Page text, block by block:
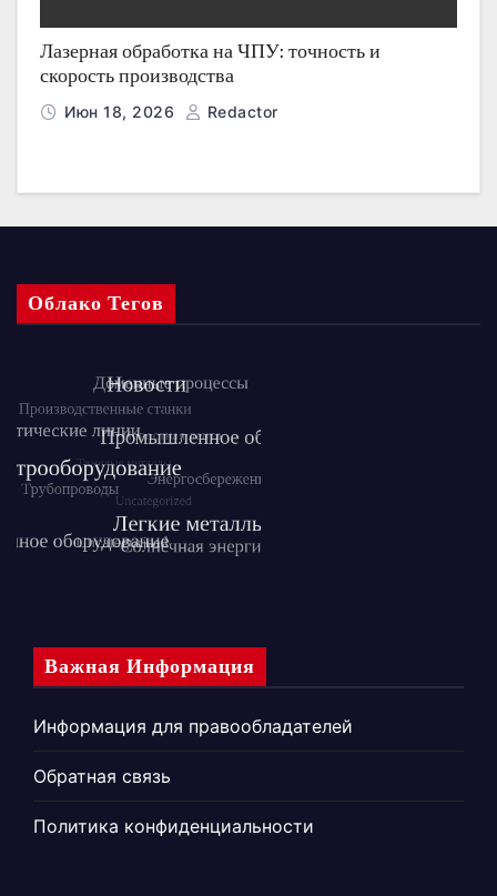
Лазерная обработка на ЧПУ: точность и
скорость производства
Июн 18, 2026 Redactor
Облако Тегов
Важная Информация
Информация для правообладателей
Обратная связь
Политика конфиденциальности